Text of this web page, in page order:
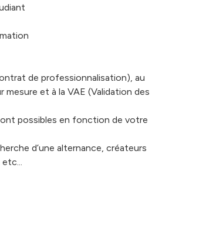
de professionnalisation), au
et à la VAE (Validation des
possibles en fonction de votre
d’une alternance, créateurs